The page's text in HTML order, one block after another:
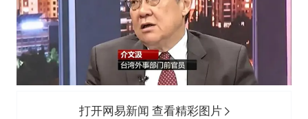
打开网易新闻 查看精彩图片